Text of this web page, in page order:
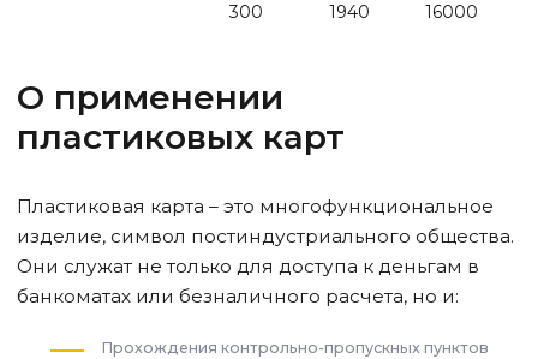
300
1940 16000
О применении
пластиковых карт
Пластиковая карта – это многофункциональное
изделие, символ постиндустриального общества.
Они служат не только для доступа к деньгам в
банкоматах или безналичного расчета, но и:
Прохождения контрольно-пропускных пунктов